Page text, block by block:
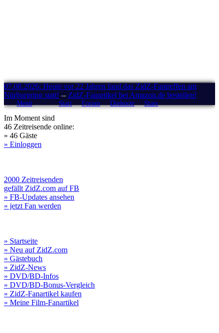
07.08.2026: Heute vor 22 Jahren fand das ZidZ-Fantreffen am
Nürburgring statt! -- ZidZ-Fanartikel bei Amazon.de bestellen!
Menü Start Forum Drehorte Stars
Im Moment sind
46 Zeitreisende online:
» 46 Gäste
» Einloggen
2000 Zeitreisenden
gefällt ZidZ.com auf FB
» FB-Updates ansehen
» jetzt Fan werden
» Startseite
» Neu auf ZidZ.com
» Gästebuch
» ZidZ-News
» DVD/BD-Infos
» DVD/BD-Bonus-Vergleich
» ZidZ-Fanartikel kaufen
» Meine Film-Fanartikel